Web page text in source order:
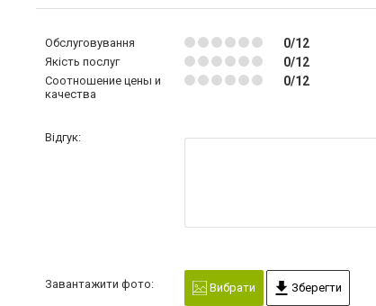
Обслуговування 0/12
Якість послуг 0/12
Соотношение цены и
качества
0/12
Відгук:
Завантажити фото: Вибрати Зберегти